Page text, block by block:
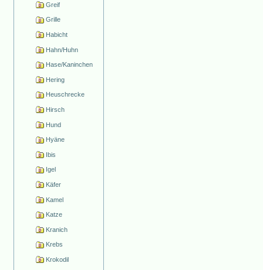
Greif
Grille
Habicht
Hahn/Huhn
Hase/Kaninchen
Hering
Heuschrecke
Hirsch
Hund
Hyäne
Ibis
Igel
Käfer
Kamel
Katze
Kranich
Krebs
Krokodil